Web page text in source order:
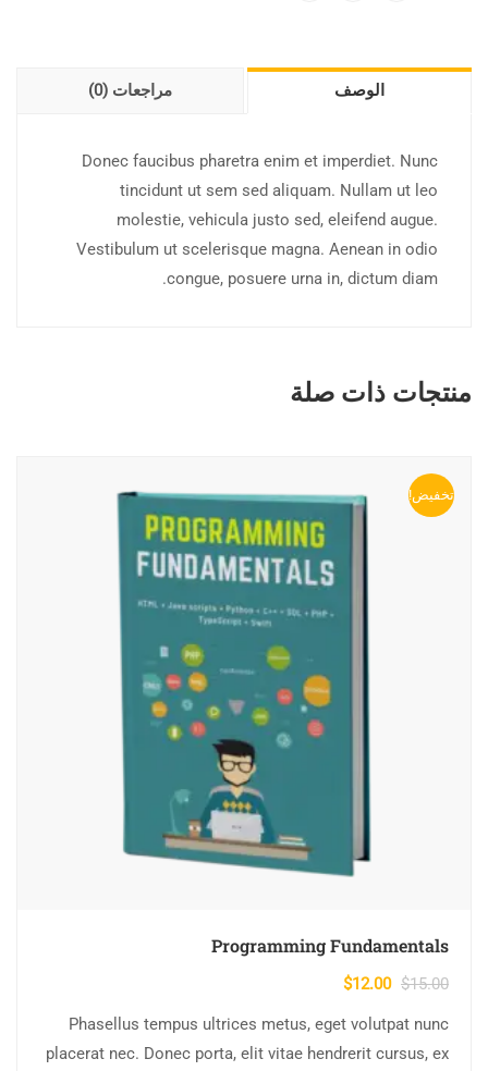
الوصف مراجعات (0)
Donec faucibus pharetra enim et imperdiet. Nunc
tincidunt ut sem sed aliquam. Nullam ut leo
molestie, vehicula justo sed, eleifend augue.
Vestibulum ut scelerisque magna. Aenean in odio
congue, posuere urna in, dictum diam.
منتجات ذات صلة
تخفيض!
Programming Fundamentals
$15.00
$12.00
Phasellus tempus ultrices metus, eget volutpat nunc
placerat nec. Donec porta, elit vitae hendrerit cursus, ex